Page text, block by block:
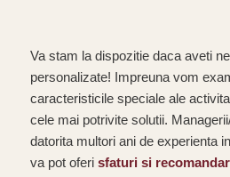
Va stam la dispozitie daca aveti
personalizate! Impreuna vom
caracteristicile speciale ale
cele mai potrivite solutii.
datorita multori ani de experienta
va pot oferi sfaturi si